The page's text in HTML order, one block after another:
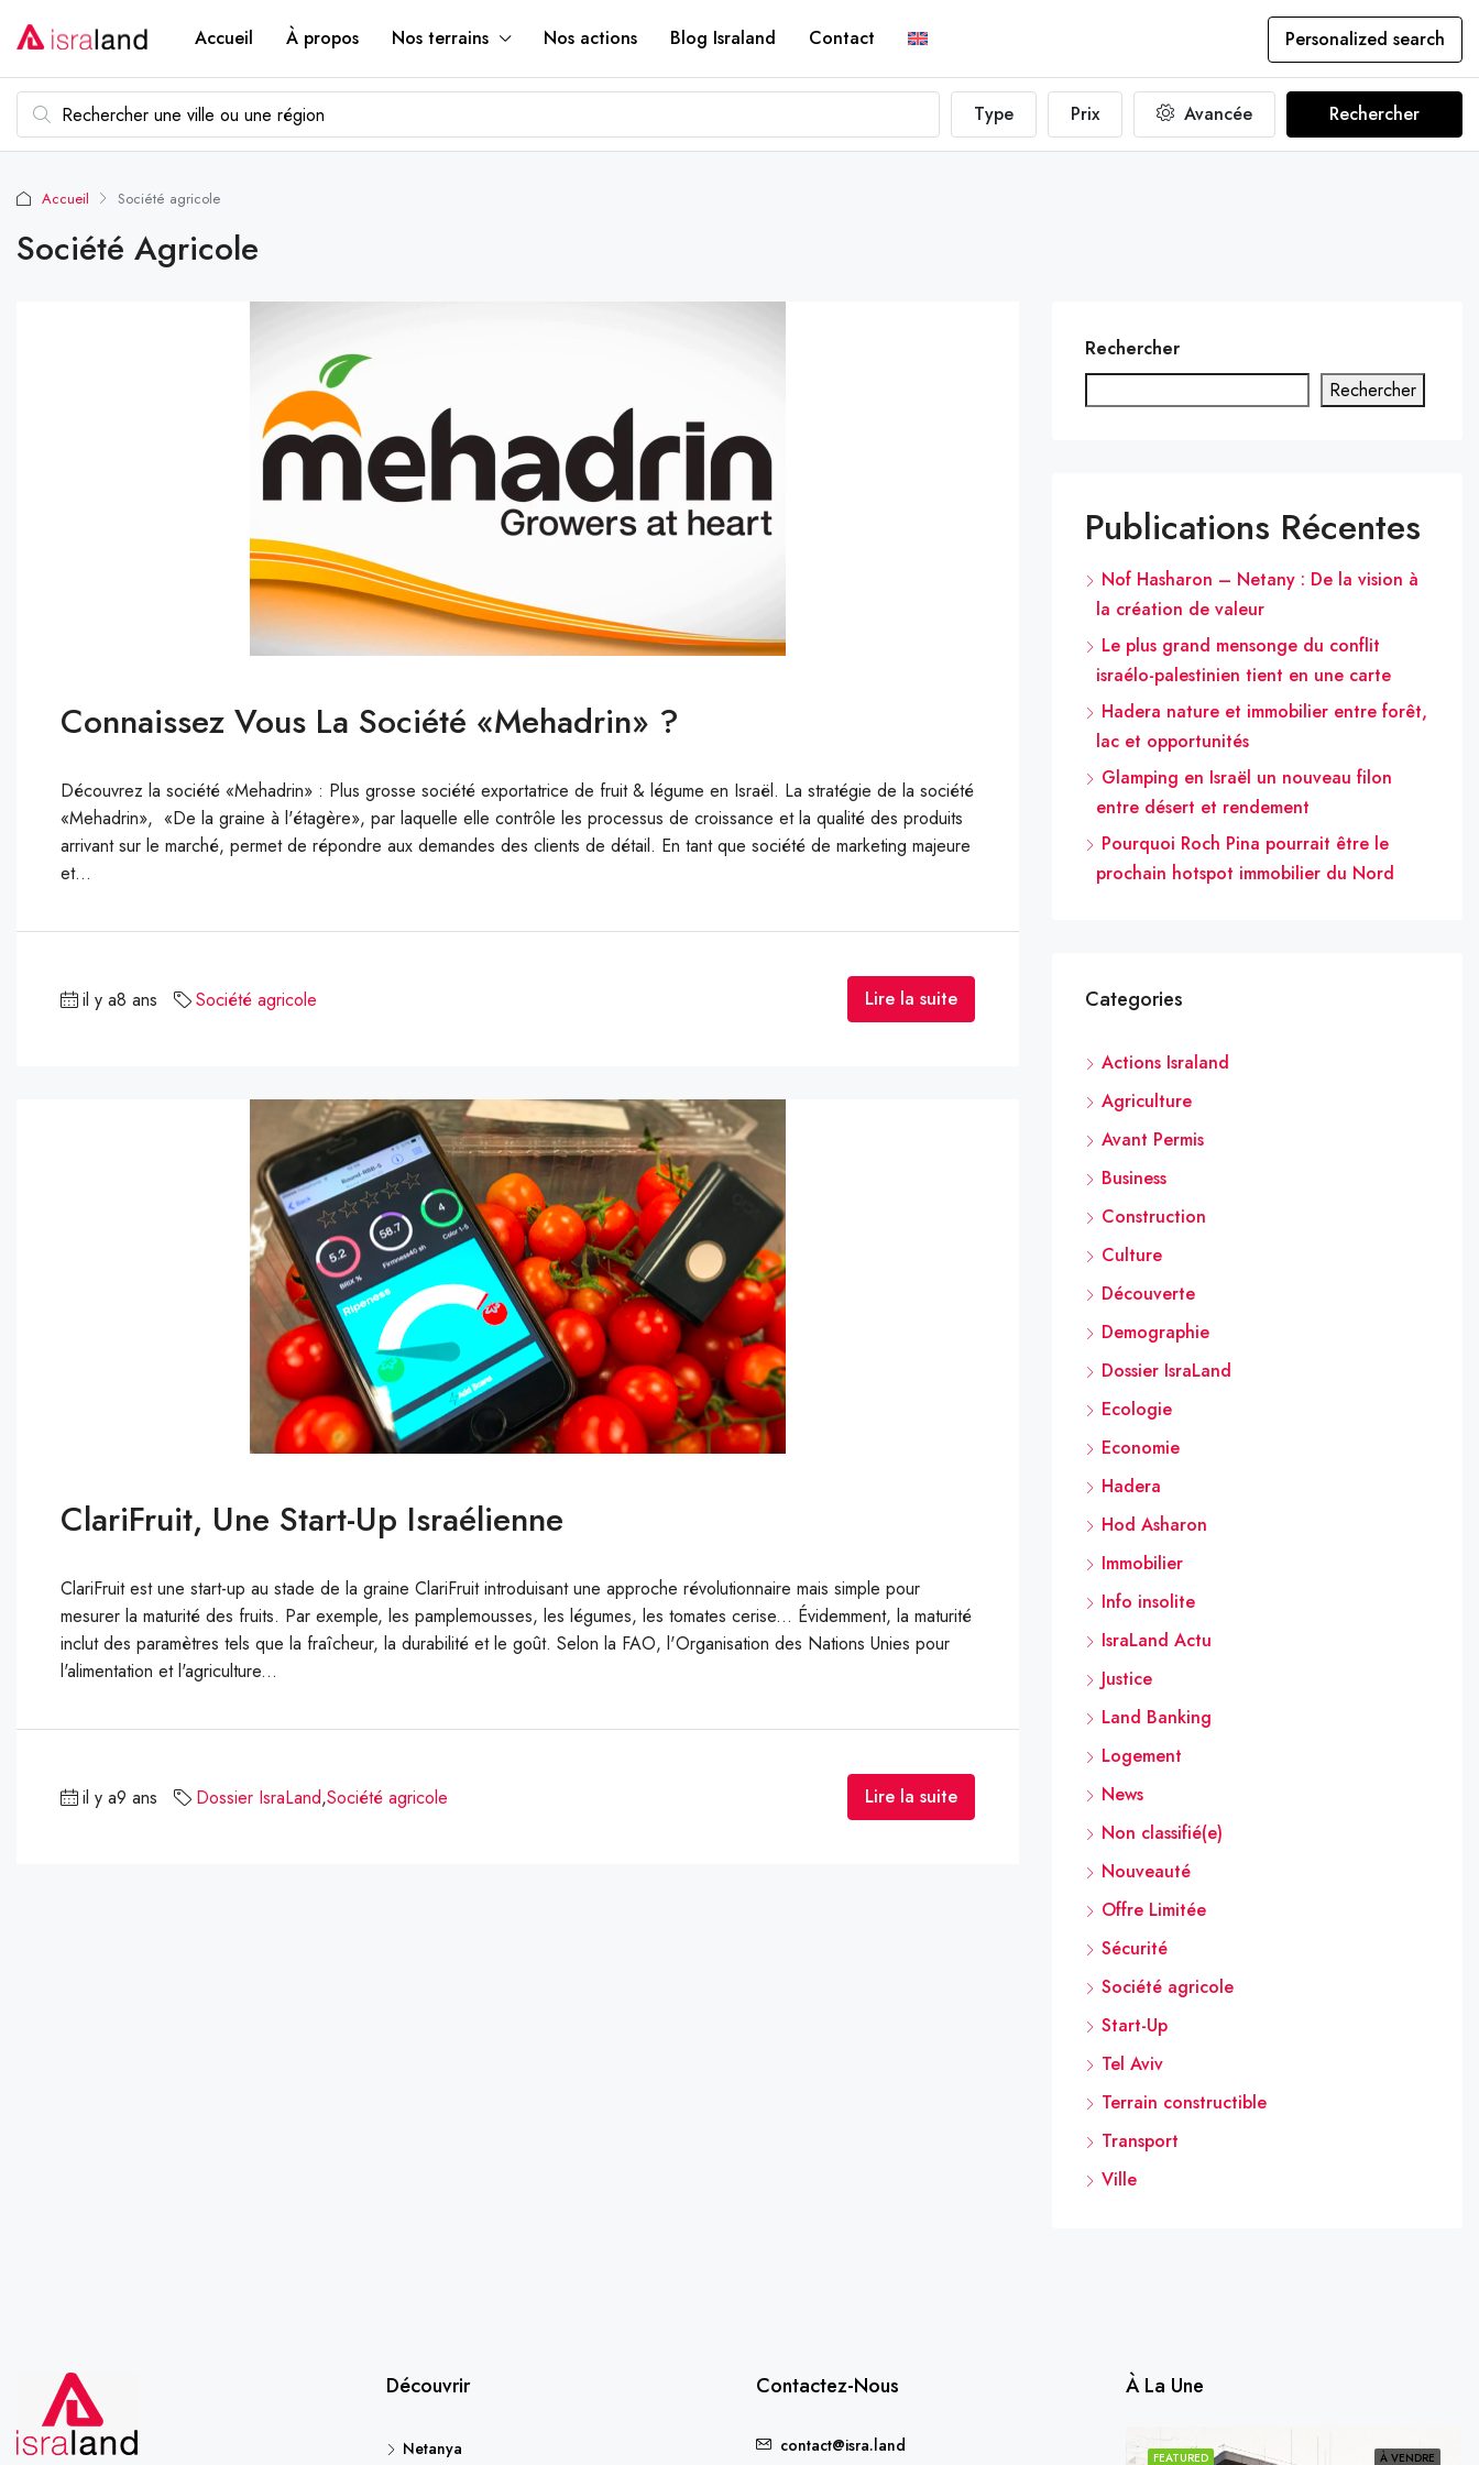
Accueil À propos Nos terrains Nos actions Blog Israland Contact Personalized search
Type Prix Avancée Rechercher
Accueil Société agricole
Société Agricole
Connaissez Vous La Société «Mehadrin» ?
Découvrez la société «Mehadrin» : Plus grosse société exportatrice de fruit & légume en Israël. La stratégie de la société
«Mehadrin», «De la graine à l'étagère», par laquelle elle contrôle les processus de croissance et la qualité des produits
arrivant sur le marché, permet de répondre aux demandes des clients de détail. En tant que société de marketing majeure
et...
il y a8 ans Société agricole Lire la suite
ClariFruit, Une Start-Up Israélienne
ClariFruit est une start-up au stade de la graine ClariFruit introduisant une approche révolutionnaire mais simple pour
mesurer la maturité des fruits. Par exemple, les pamplemousses, les légumes, les tomates cerise... Évidemment, la maturité
inclut des paramètres tels que la fraîcheur, la durabilité et le goût. Selon la FAO, l'Organisation des Nations Unies pour
l'alimentation et l'agriculture...
il y a9 ans Dossier IsraLand,Société agricole Lire la suite
Rechercher
Rechercher
Publications Récentes
Nof Hasharon – Netany : De la vision à
la création de valeur
Le plus grand mensonge du conflit
israélo-palestinien tient en une carte
Hadera nature et immobilier entre forêt,
lac et opportunités
Glamping en Israël un nouveau filon
entre désert et rendement
Pourquoi Roch Pina pourrait être le
prochain hotspot immobilier du Nord
Categories
Actions Israland
Agriculture
Avant Permis
Business
Construction
Culture
Découverte
Demographie
Dossier IsraLand
Ecologie
Economie
Hadera
Hod Asharon
Immobilier
Info insolite
IsraLand Actu
Justice
Land Banking
Logement
News
Non classifié(e)
Nouveauté
Offre Limitée
Sécurité
Société agricole
Start-Up
Tel Aviv
Terrain constructible
Transport
Ville
Découvrir
Netanya
Contactez-Nous
contact@isra.land
À La Une
À VENDRE
FEATURED